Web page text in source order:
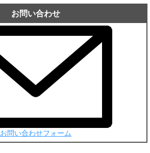
カ
ブ
お問い合わせ
お問い合わせフォーム